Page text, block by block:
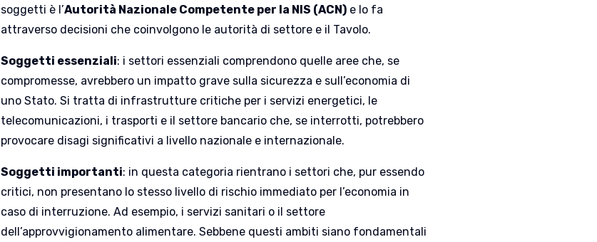
soggetti è l’Autorità Nazionale Competente per la NIS (ACN)e lo fa
attraverso decisioni che coinvolgono le autorità di settore e il Tavolo.
Soggetti essenziali: i settori essenziali comprendono quelle aree che, se
compromesse, avrebbero un impatto grave sulla sicurezza e sull’economia di
uno Stato. Si tratta di infrastrutture critiche per i servizi energetici, le
telecomunicazioni, i trasporti e il settore bancario che, se interrotti, potrebbero
provocare disagi significativi a livello nazionale e internazionale.
Soggetti importanti: in questa categoria rientrano i settori che, pur essendo
critici, non presentano lo stesso livello di rischio immediato per l’economia in
caso di interruzione. Ad esempio, i servizi sanitari o il settore
dell’approvvigionamento alimentare. Sebbene questi ambiti siano fondamentali